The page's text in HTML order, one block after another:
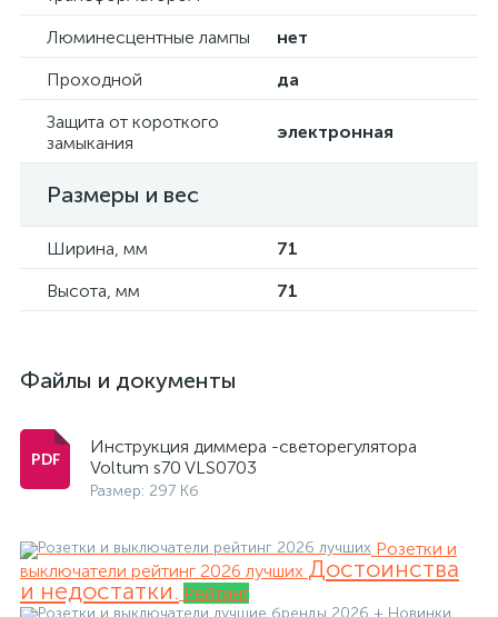
Люминесцентные лампы
нет
Проходной
да
Защита от короткого
замыкания
электронная
Размеры и вес
Ширина, мм
71
Высота, мм
71
Файлы и документы
Инструкция диммера -светорегулятора
Voltum s70 VLS0703
Размер: 297 Кб
Розетки и
выключатели рейтинг 2026 лучших Достоинства
и недостатки. Рейтинг